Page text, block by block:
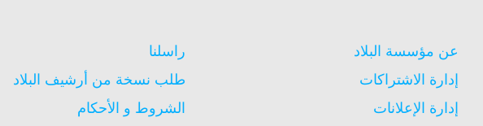
عن مؤسسة البلاد
إدارة الاشتراكات
إدارة الإعلانات
راسلنا
طلب نسخة من أرشيف البلاد
الشروط و الأحكام